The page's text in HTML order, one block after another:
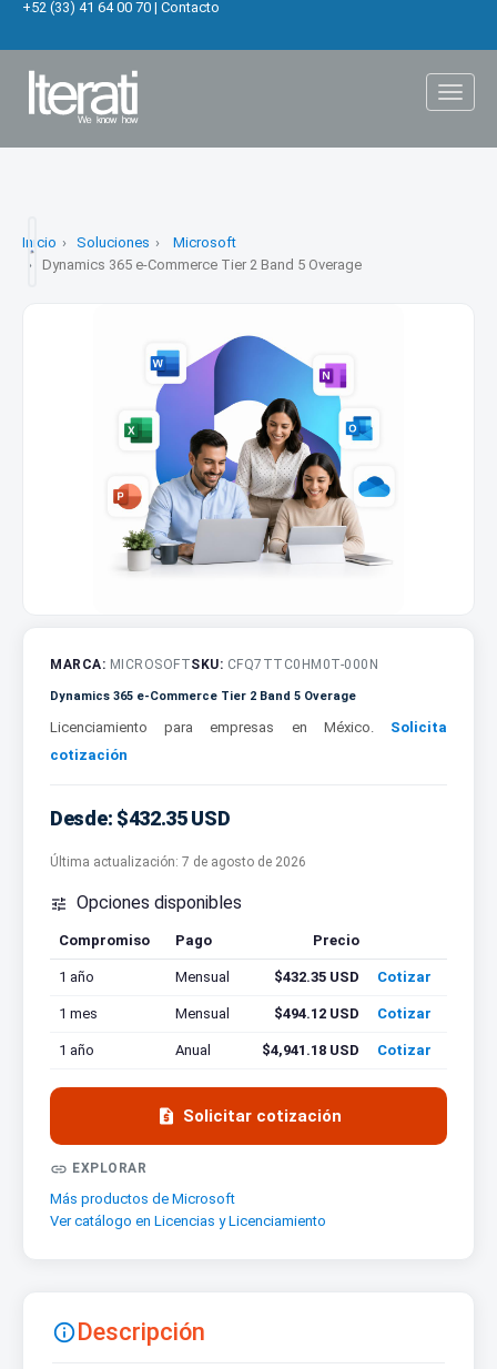
+52 (33) 41 64 00 70 | Contacto
Inicio Soluciones
Microsoft
Dynamics 365 e-Commerce Tier 2 Band 5 Overage
MARCA: MICROSOFTSKU: CFQ7TTC0HM0T-000N
Dynamics 365 e-Commerce Tier 2 Band 5 Overage
Licenciamiento para empresas en México. Solicita
cotización
Desde: $432.35 USD
Última actualización: 7 de agosto de 2026
 Opciones disponibles
Compromiso Pago Precio
1 año
Mensual $432.35 USD Cotizar
1 mes Mensual $494.12 USD Cotizar
1 año Anual $4,941.18 USD Cotizar
 Solicitar cotización
 EXPLORAR
Más productos de Microsoft
Ver catálogo en Licencias y Licenciamiento
Descripción